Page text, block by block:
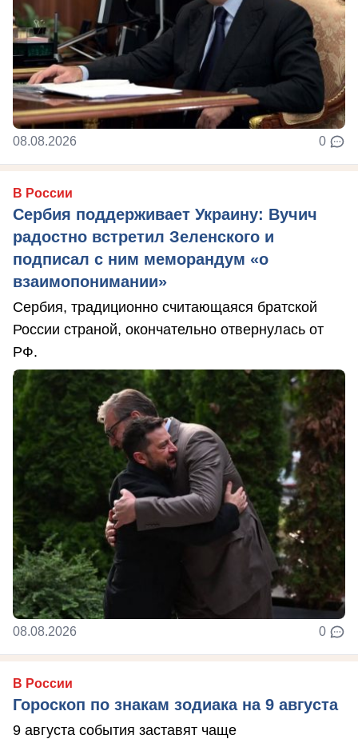
08.08.2026 0
В России
Сербия поддерживает Украину: Вучич
радостно встретил Зеленского и
подписал с ним меморандум «о
взаимопонимании»
Сербия, традиционно считающаяся братской
России страной, окончательно отвернулась от
РФ.
08.08.2026 0
В России
Гороскоп по знакам зодиака на 9 августа
9 августа события заставят чаще